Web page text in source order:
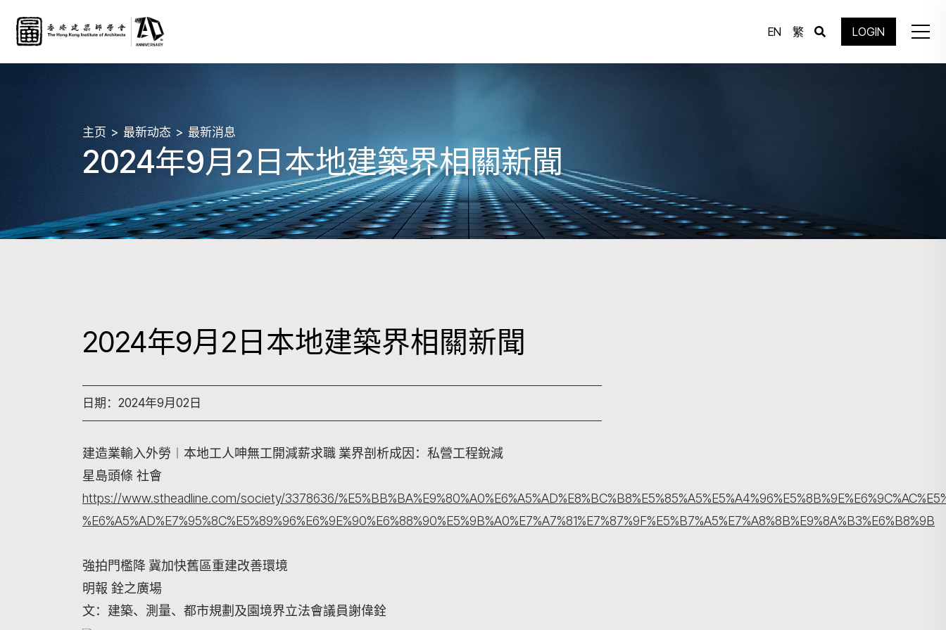
EN 繁 LOGIN
主页 最新动态 最新消息
2024年9月2日本地建築界相關新聞
2024年9月2日本地建築界相關新聞
日期：2024年9月02日
建造業輸入外勞︱本地工人呻無工開減薪求職 業界剖析成因：私營工程銳減
星島頭條 社會
https://www.stheadline.com/society/3378636/
%E6%A5%AD%E7%95%8C%E5%89%96%E6%9E%90%E6%88%90%E5%9B%A0%E7%A7%81%E7%87%9F%E5%B7%A5%E7%A8%8B%E9%8A%B3%E6%B8%9B
強拍門檻降 冀加快舊區重建改善環境
明報 銓之廣場
文：建築、測量、都市規劃及園境界立法會議員謝偉銓